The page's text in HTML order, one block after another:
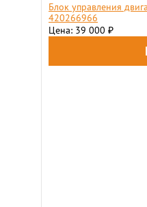
Блок управления
420266966
Цена: 39 000 ₽